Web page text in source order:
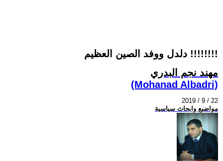
دلدل ووفد الصين العظيم !!!!!!!!
مهند نجم البدري
(Mohanad Albadri)
2019 / 9 / 22
مواضيع وابحاث سياسية